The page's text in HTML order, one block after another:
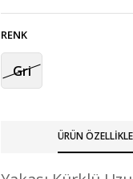
RENK
Gri
ÜRÜN